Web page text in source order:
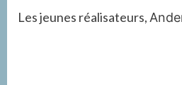
Les jeunes réalisateurs,